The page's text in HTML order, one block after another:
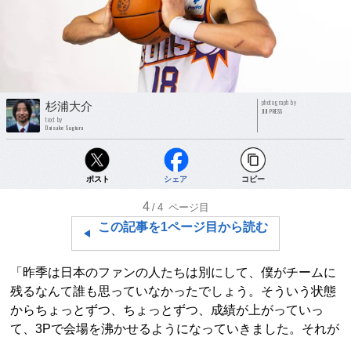
杉浦大介
text by
Daisuke Sugiura
photograph by
JIJI PRESS
ポスト シェア コピー
4 /4 ページ目
この記事を1ページ目から読む
「昨季は日本のファンの人たちは別にして、僕がチームに
残るなんて誰も思っていなかったでしょう。そういう状態
からちょっとずつ、ちょっとずつ、成績が上がっていっ
て、3Pで会場を沸かせるようになっていきました。それが